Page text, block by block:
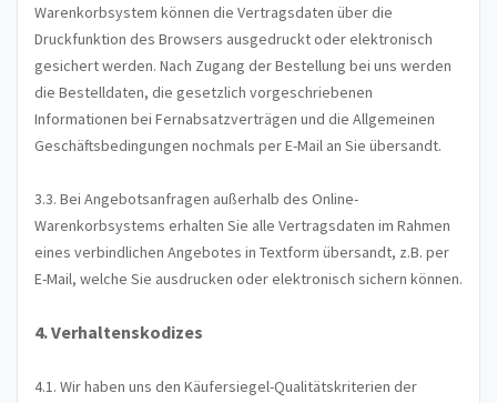
Warenkorbsystem können die Vertragsdaten über die
Druckfunktion des Browsers ausgedruckt oder elektronisch
gesichert werden. Nach Zugang der Bestellung bei uns werden
die Bestelldaten, die gesetzlich vorgeschriebenen
Informationen bei Fernabsatzverträgen und die Allgemeinen
Geschäftsbedingungen nochmals per E-Mail an Sie übersandt.
3.3. Bei Angebotsanfragen außerhalb des Online-
Warenkorbsystems erhalten Sie alle Vertragsdaten im Rahmen
eines verbindlichen Angebotes in Textform übersandt, z.B. per
E-Mail, welche Sie ausdrucken oder elektronisch sichern können.
4. Verhaltenskodizes
4.1. Wir haben uns den Käufersiegel-Qualitätskriterien der